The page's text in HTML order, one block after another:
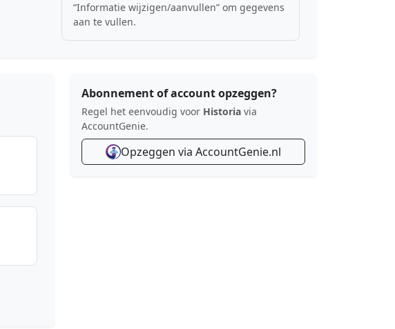
“Informatie wijzigen/aanvullen” om gegevens
aan te vullen.
Abonnement of account opzeggen?
Regel het eenvoudig voor Historia via
AccountGenie.
Opzeggen via AccountGenie.nl